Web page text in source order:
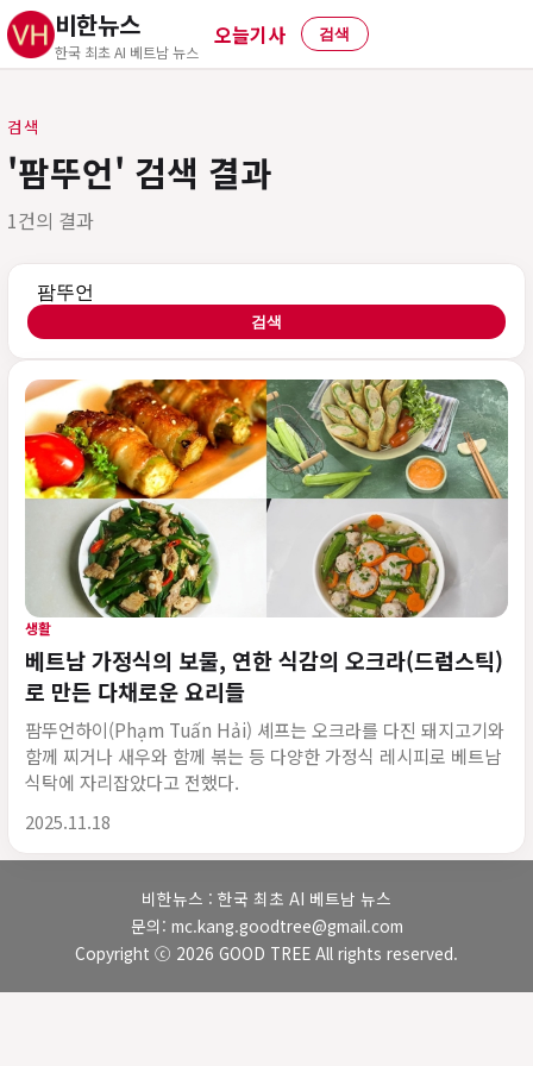
비한뉴스
한국 최초 AI 베트남 뉴스
오늘기사 검색
검색
'팜뚜언' 검색 결과
1건의 결과
검색어
검색
생활
베트남 가정식의 보물, 연한 식감의 오크라(드럼스틱)
로 만든 다채로운 요리들
팜뚜언하이(Phạm Tuấn Hải) 셰프는 오크라를 다진 돼지고기와
함께 찌거나 새우와 함께 볶는 등 다양한 가정식 레시피로 베트남
식탁에 자리잡았다고 전했다.
게시 시각
2025.11.18
비한뉴스 : 한국 최초 AI 베트남 뉴스
문의: mc.kang.goodtree@gmail.com
Copyright ⓒ 2026 GOOD TREE All rights reserved.